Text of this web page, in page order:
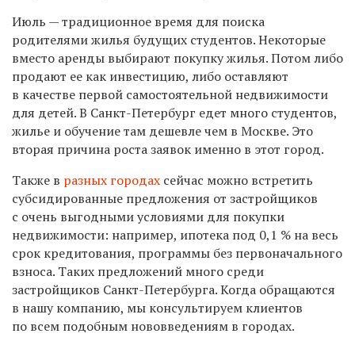
Июль — традиционное время для поиска
родителями жилья будущих студентов. Некоторые
вместо аренды выбирают покупку жилья. Потом либо
продают ее как инвестицию, либо оставляют
в качестве первой самостоятельной недвижимости
для детей. В Санкт-Петербург едет много студентов,
жилье и обучение там дешевле чем в Москве. Это
вторая причина роста заявок именно в этот город.
Также в разных городах сейчас можно встретить
субсидированные предложения от застройщиков
с очень выгодными условиями для покупки
недвижимости: например, ипотека под 0,1 % на весь
срок кредитования, программы без первоначального
взноса. Таких предложений много среди
застройщиков Санкт-Петербурга. Когда обращаются
в нашу компанию, мы консультируем клиентов
по всем подобным нововведениям в городах.